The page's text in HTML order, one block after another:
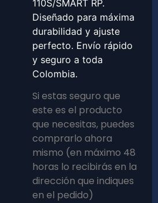
110S/SMART RP.
Diseñado para máxima
durabilidad y ajuste
perfecto. Envío rápido
y seguro a toda
Colombia.
Si estas seguro que
este es el producto
que necesitas, puedes
comprarlo ahora
mismo (en máximo 48
horas lo recibirás en la
dirección que indiques
en el pedido)